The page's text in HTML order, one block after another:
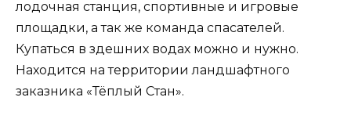
лодочная станция, спортивные и игровые
площадки, а так же команда спасателей.
Купаться в здешних водах можно и нужно.
Находится на территории ландшафтного
заказника «Тёплый Стан».